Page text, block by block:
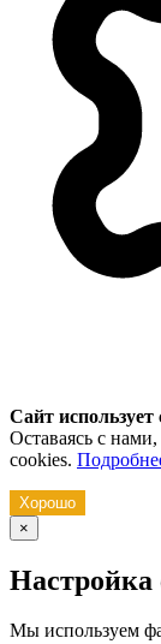
Сайт использует
Оставаясь с
cookies.
Хорошо
×
Настройка
Мы используем